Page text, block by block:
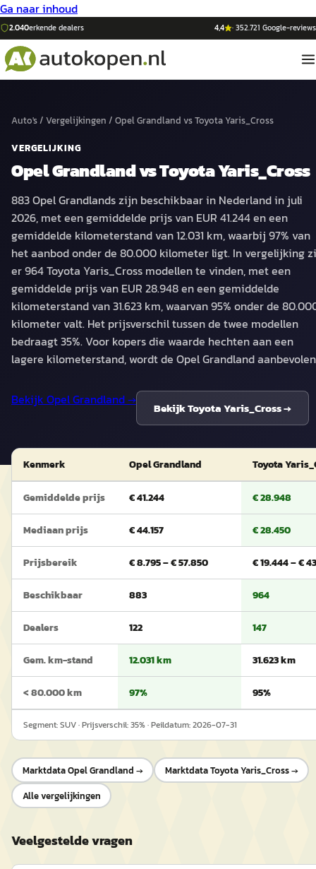
Ga naar inhoud
2.040erkende dealers 4,4 ·352.721 Google-reviews
Auto's/ Vergelijkingen / Opel Grandland vsToyota Yaris_Cross
VERGELIJKING
Opel GrandlandvsToyota Yaris_Cross
883 Opel Grandlands zijn beschikbaar in Nederland in juli
2026, met een gemiddelde prijs van EUR 41.244 en een
gemiddelde kilometerstand van 12.031 km, waarbij 97% van
het aanbod onder de 80.000 kilometer ligt. In vergelijking
er 964 Toyota Yaris_Cross modellen te vinden, met een
gemiddelde prijs van EUR 28.948 en een gemiddelde
kilometerstand van 31.623 km, waarvan 95% onder de
kilometer valt. Het prijsverschil tussen de twee modellen
bedraagt 35%. Voor kopers die waarde hechten aan een
lagere kilometerstand, wordt de Opel Grandland
Bekijk Opel Grandland→
BekijkToyota Yaris_Cross→
Kenmerk Opel Grandland Toyota
Gemiddelde prijs € 41.244 € 28.948
Mediaan prijs € 44.157 € 28.450
Prijsbereik € 8.795 – € 57.850 € 19.444 – €
Beschikbaar 883 964
Dealers 122 147
Gem. km-stand 12.031 km 31.623 km
< 80.000 km 97% 95%
Segment:SUV· Prijsverschil:35% · Peildatum:2026-07-31
MarktdataOpel Grandland → MarktdataToyota Yaris_Cross→
Alle vergelijkingen
Veelgestelde vragen